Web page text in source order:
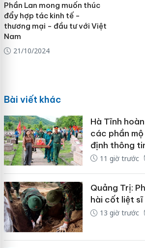
Phần Lan mong muốn thúc
đẩy hợp tác kinh tế -
thương mại - đầu tư với Việt
Nam
21/10/2024
Bài viết khác
Hà Tĩnh
các phần
định thông
11 giờ trước
Quảng Trị:
hài cốt liệt sĩ
13 giờ trước